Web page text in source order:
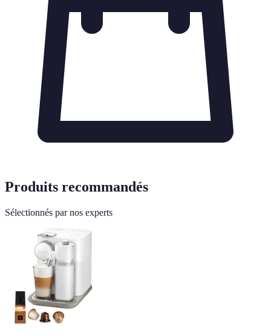
Produits recommandés
Sélectionnés par nos experts